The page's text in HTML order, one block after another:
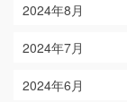
2024年8月
2024年7月
2024年6月